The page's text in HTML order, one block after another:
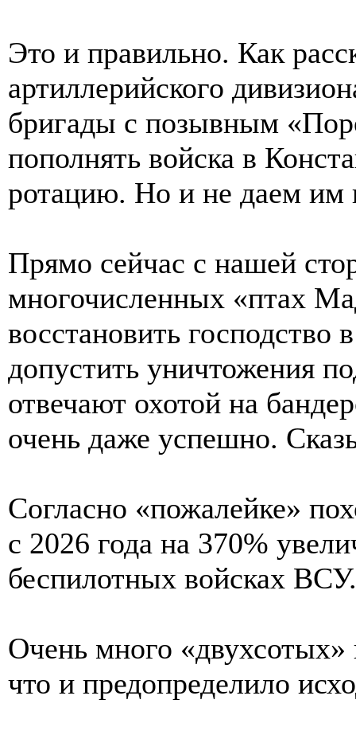
Это и правильно. Как
артиллерийского
бригады с позывным
пополнять войска в
ротацию. Но и не даем им
Прямо сейчас с нашей
многочисленных «птах
восстановить
допустить уничтожения
отвечают охотой на
очень даже успешно.
Согласно «пожалейке»
с 2026 года на 370%
беспилотных войсках ВСУ.
Очень много «двухсотых»
что и предопределило